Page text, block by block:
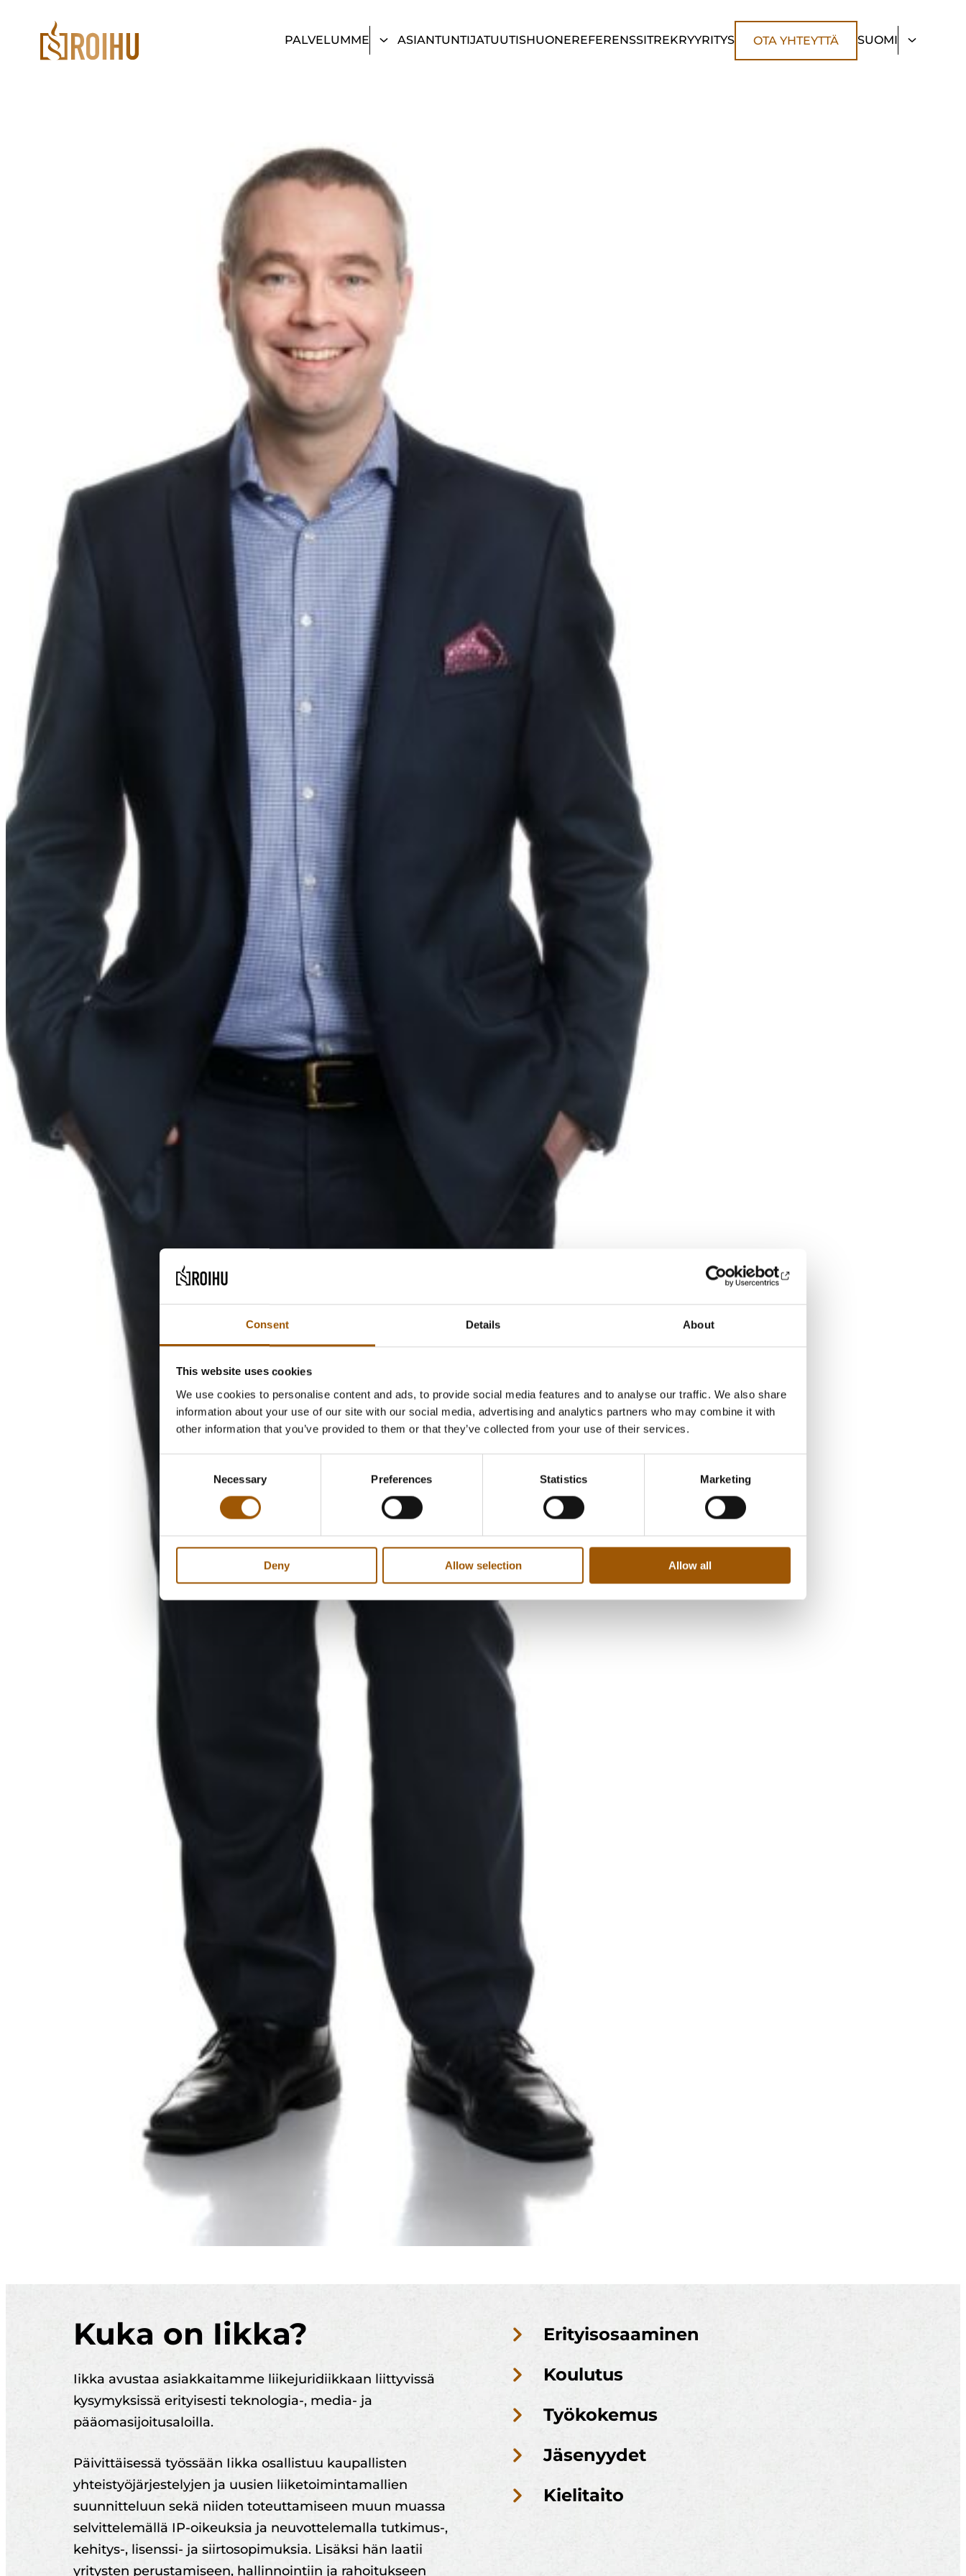
Consent Details About
This website uses cookies
We use cookies to personalise content and ads, to provide social media features and to analyse our traffic. We also share
information about your use of our site with our social media, advertising and analytics partners who may combine it with
other information that you’ve provided to them or that they’ve collected from your use of their services.
Necessary Preferences Statistics Marketing
Deny Allow selection Allow all
suoraan
sisältöön
Roihulaw PALVELUMME ASIANTUNTIJATUUTISHUONEREFERENSSITREKRYYRITYS OTA YHTEYTTÄ SUOMI
Kuka on Iikka?
Iikka avustaa asiakkaitamme liikejuridiikkaan liittyvissä
kysymyksissä erityisesti teknologia-, media- ja
pääomasijoitusaloilla.
Päivittäisessä työssään Iikka osallistuu kaupallisten
yhteistyöjärjestelyjen ja uusien liiketoimintamallien
suunnitteluun sekä niiden toteuttamiseen muun muassa
selvittelemällä IP-oikeuksia ja neuvottelemalla tutkimus-,
kehitys-, lisenssi- ja siirtosopimuksia. Lisäksi hän laatii
yritysten perustamiseen, hallinnointiin ja rahoitukseen
Erityisosaaminen
Koulutus
Työkokemus
Jäsenyydet
Kielitaito